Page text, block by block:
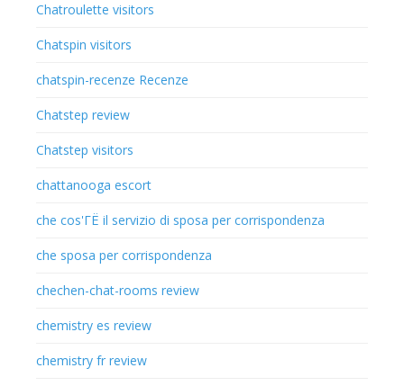
Chatroulette visitors
Chatspin visitors
chatspin-recenze Recenze
Chatstep review
Chatstep visitors
chattanooga escort
che cos'ГЁ il servizio di sposa per corrispondenza
che sposa per corrispondenza
chechen-chat-rooms review
chemistry es review
chemistry fr review